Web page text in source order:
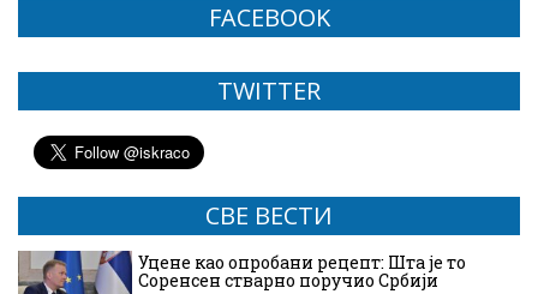
FACEBOOK
TWITTER
СВЕ ВЕСТИ
Уцене као опробани рецепт: Шта је то
Соренсен стварно поручио Србији